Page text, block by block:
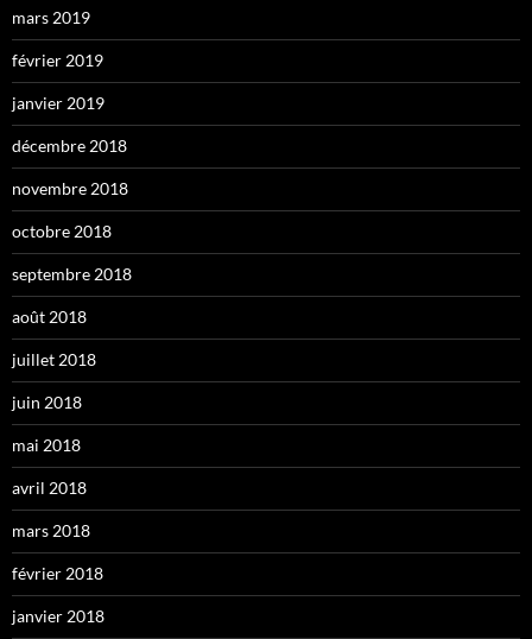
mars 2019
février 2019
janvier 2019
décembre 2018
novembre 2018
octobre 2018
septembre 2018
août 2018
juillet 2018
juin 2018
mai 2018
avril 2018
mars 2018
février 2018
janvier 2018